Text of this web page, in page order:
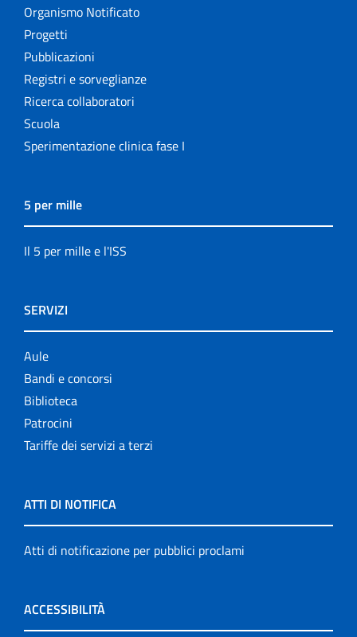
Organismo Notificato
Progetti
Pubblicazioni
Registri e sorveglianze
Ricerca collaboratori
Scuola
Sperimentazione clinica fase I
5 per mille
Il 5 per mille e l'ISS
SERVIZI
Aule
Bandi e concorsi
Biblioteca
Patrocini
Tariffe dei servizi a terzi
ATTI DI NOTIFICA
Atti di notificazione per pubblici proclami
ACCESSIBILITÀ